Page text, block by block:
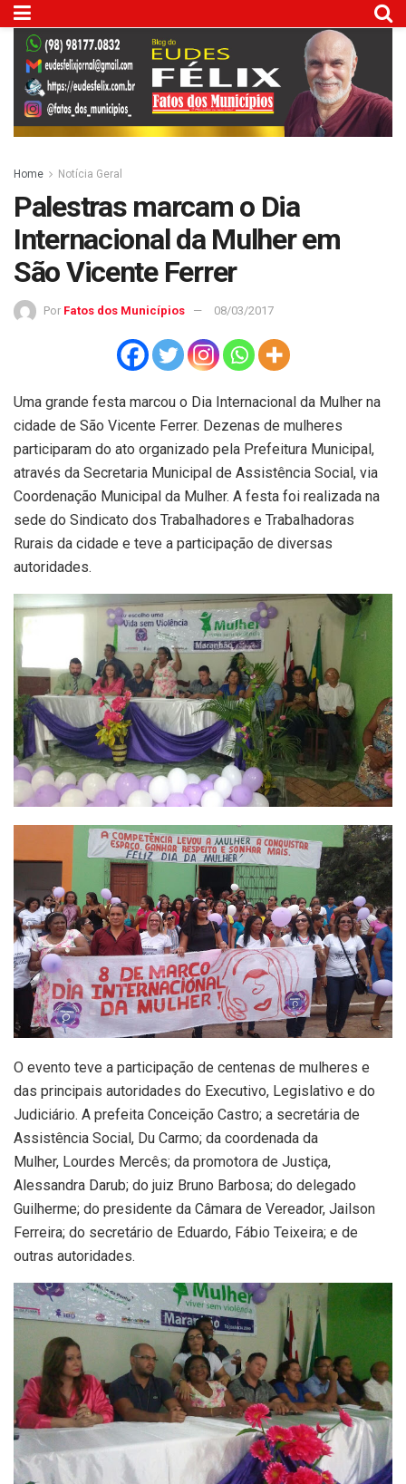
Home Notícia Geral
Palestras marcam o Dia
Internacional da Mulher em
São Vicente Ferrer
Por Fatos dos Municípios 08/03/2017
Uma grande festa marcou o Dia Internacional da Mulher na
cidade de São Vicente Ferrer. Dezenas de mulheres
participaram do ato organizado pela Prefeitura Municipal,
através da Secretaria Municipal de Assistência Social, via
Coordenação Municipal da Mulher. A festa foi realizada na
sede do Sindicato dos Trabalhadores e Trabalhadoras
Rurais da cidade e teve a participação de diversas
autoridades.
O evento teve a participação de centenas de mulheres e
das principais autoridades do Executivo, Legislativo e do
Judiciário. A prefeita Conceição Castro; a secretária de
Assistência Social, Du Carmo; da coordenada da
Mulher, Lourdes Mercês; da promotora de Justiça,
Alessandra Darub; do juiz Bruno Barbosa; do delegado
Guilherme; do presidente da Câmara de Vereador, Jailson
Ferreira; do secretário de Eduardo, Fábio Teixeira; e de
outras autoridades.